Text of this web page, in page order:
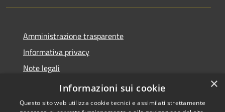
Amministrazione trasparente
Informativa privacy
Note legali
Dichiarazione di accessibilità
×
Informazioni sui cookie
Questo sito web utilizza cookie tecnici e assimilati strettamente